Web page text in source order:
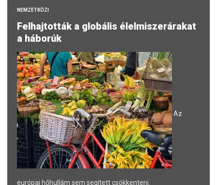
NEMZETKÖZI
Felhajtották a globális élelmiszerárakat
a háborúk
Az
európai hőhullám sem segített csökkenteni.